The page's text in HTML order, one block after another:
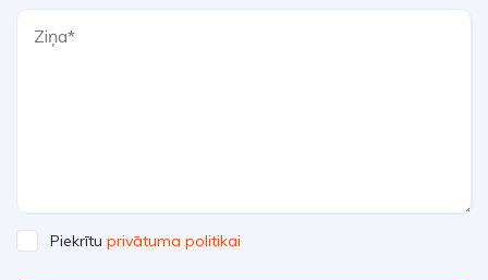
Piekrītu privātuma politikai